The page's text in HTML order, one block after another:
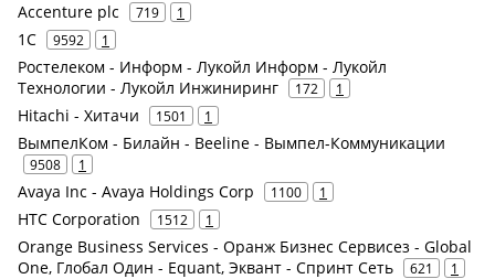
Accenture plc 719 1
1С 9592 1
Ростелеком - Информ - Лукойл Информ - Лукойл
Технологии - Лукойл Инжиниринг
172 1
Hitachi - Хитачи 1501 1
ВымпелКом - Билайн - Beeline - Вымпел-Коммуникации
9508 1
Avaya Inc - Avaya Holdings Corp 1100 1
HTC Corporation 1512 1
Orange Business Services - Оранж Бизнес Сервисез - Global
One, Глобал Один - Equant, Эквант - Спринт Сеть
621 1